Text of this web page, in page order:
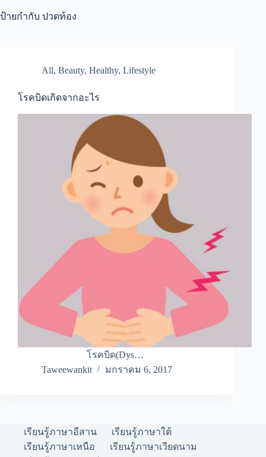
ป้ายกำกับ ปวดท้อง
All, Beauty, Healthy, Lifestyle
โรคบิดเกิดจากอะไร
โรคบิด(Dys…
Taweewankit
มกราคม 6, 2017
เรียนรู้ภาษาอีสาน
เรียนรู้ภาษาใต้
เรียนรู้ภาษาเหนือ
เรียนรู้ภาษาเวียดนาม